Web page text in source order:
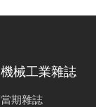
機械工業雜誌
當期雜誌